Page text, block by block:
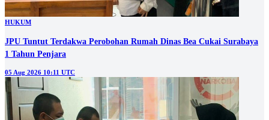
HUKUM
JPU Tuntut Terdakwa Perobohan Rumah Dinas Bea Cukai Surabaya
1 Tahun Penjara
05 Aug 2026 10:11 UTC